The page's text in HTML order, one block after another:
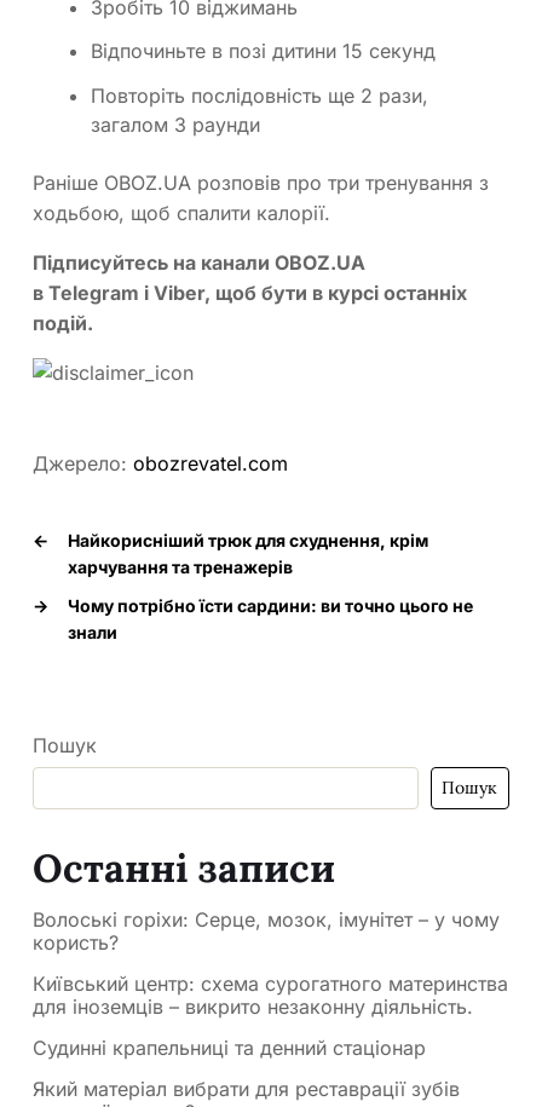
Зробіть 10 віджимань
Відпочиньте в позі дитини 15 секунд
Повторіть послідовність ще 2 рази,
загалом 3 раунди
Раніше OBOZ.UA розповів про три тренування з
ходьбою, щоб спалити калорії.
Підписуйтесь на канали OBOZ.UA
в Telegram і Viber, щоб бути в курсі останніх
подій.
Джерело: obozrevatel.com
←
Найкорисніший трюк для схуднення, крім
харчування та тренажерів
→
Чому потрібно їсти сардини: ви точно цього не
знали
Пошук
Пошук
Останні записи
Волоські горіхи: Серце, мозок, імунітет – у чому
користь?
Київський центр: схема сурогатного материнства
для іноземців – викрито незаконну діяльність.
Судинні крапельниці та денний стаціонар
Який матеріал вибрати для реставрації зубів